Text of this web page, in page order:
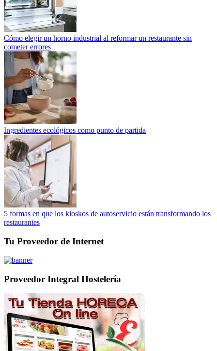
Cómo elegir un horno industrial al reformar un restaurante sin
cometer errores
Ingredientes ecológicos como punto de partida
5 formas en que los kioskos de autoservicio están transformando los
restaurantes
Tu Proveedor de Internet
Proveedor Integral Hostelería